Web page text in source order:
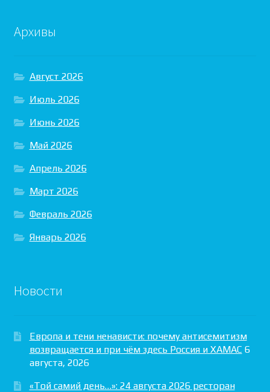
Архивы
Август 2026
Июль 2026
Июнь 2026
Май 2026
Апрель 2026
Март 2026
Февраль 2026
Январь 2026
Новости
Европа и тени ненависти: почему антисемитизм
возвращается и при чём здесь Россия и ХАМАС 6
августа, 2026
«Той самий день…»: 24 августа 2026 ресторан